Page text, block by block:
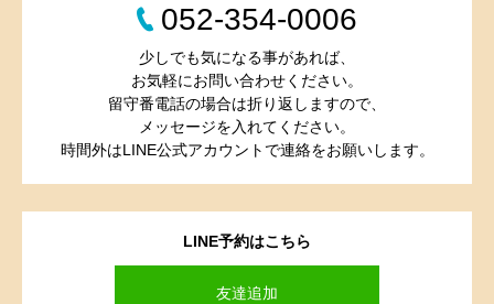
LINE予約はこちら
友達追加
052-354-0006
少しでも気になる事があれば、
お気軽にお問い合わせください。
留守番電話の場合は折り返しますので、
メッセージを入れてください。
時間外はLINE公式アカウントで連絡をお願いします。